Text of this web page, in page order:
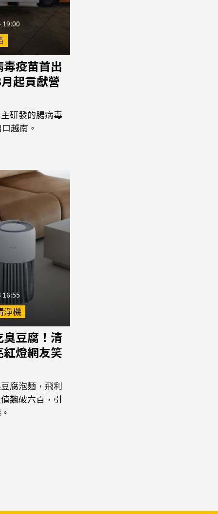
19:00
毒疫苗首出
起貢獻營
研發的腸病毒
越南。
16:55
淨機
臭豆腐！清
紅燈網友笑
腐泡麵，飛利
飆破六百，引